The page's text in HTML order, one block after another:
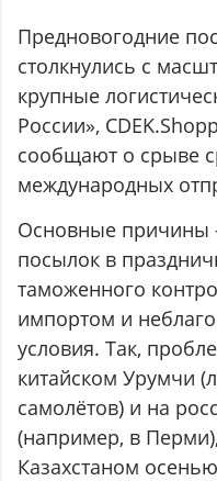
Предновогодние
столкнулись с
крупные
России»,
сообщают о срыве
международных
Основные причины
посылок в
таможенного
импортом и
условия. Так,
китайском Урумчи
самолётов) и на
(например, в
Казахстаном